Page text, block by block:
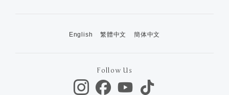
English 繁體中文 簡体中文
Follow Us